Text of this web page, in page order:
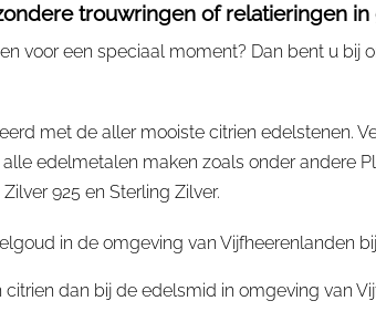
trouwringen of relatieringen
voor een speciaal moment? Dan bent u bij
met de aller mooiste citrien edelstenen.
edelmetalen maken zoals onder andere
925 en Sterling Zilver.
in de omgeving van Vijfheerenlanden
dan bij de edelsmid in omgeving van